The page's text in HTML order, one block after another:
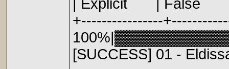
| Explicit |
+----------------
[SUCCESS] 01 -